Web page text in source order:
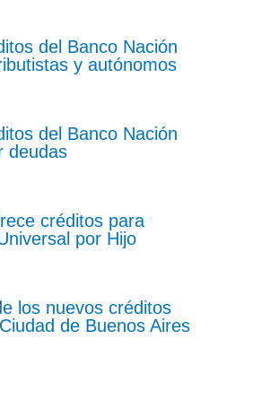
del Banco Nación
y autónomos
del Banco Nación
deudas
créditos para
por Hijo
los nuevos créditos
de Buenos Aires